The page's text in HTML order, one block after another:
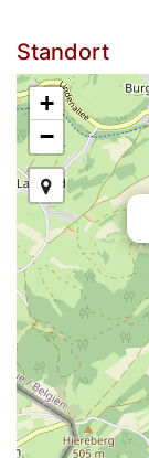
Standort
+
−